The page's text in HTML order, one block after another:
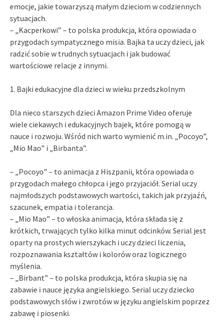
emocje, jakie towarzyszą małym dzieciom w codziennych
sytuacjach.
– „Kacperkowi” – to polska produkcja, która opowiada o
przygodach sympatycznego misia. Bajka ta uczy dzieci, jak
radzić sobie w trudnych sytuacjach i jak budować
wartościowe relacje z innymi.
1. Bajki edukacyjne dla dzieci w wieku przedszkolnym
Dla nieco starszych dzieci Amazon Prime Video oferuje
wiele ciekawych i edukacyjnych bajek, które pomogą w
nauce i rozwoju. Wśród nich warto wymienić m.in. „Pocoyo”,
„Mio Mao” i „Birbanta”.
– „Pocoyo” – to animacja z Hiszpanii, która opowiada o
przygodach małego chłopca i jego przyjaciół. Serial uczy
najmłodszych podstawowych wartości, takich jak przyjaźń,
szacunek, empatia i tolerancja.
– „Mio Mao” – to włoska animacja, która składa się z
krótkich, trwających tylko kilka minut odcinków. Serial jest
oparty na prostych wierszykach i uczy dzieci liczenia,
rozpoznawania kształtów i kolorów oraz logicznego
myślenia.
– „Birbant” – to polska produkcja, która skupia się na
zabawie i nauce języka angielskiego. Serial uczy dziecko
podstawowych słów i zwrotów w języku angielskim poprzez
zabawę i piosenki.